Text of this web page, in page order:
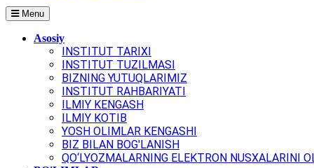
Menu
Asosiy
INSTITUT TARIXI
INSTITUT TUZILMASI
BIZNING YUTUQLARIMIZ
INSTITUT RAHBARIYATI
ILMIY KENGASH
ILMIY KOTIB
YOSH OLIMLAR KENGASHI
BIZ BILAN BOG'LANISH
QO‘LYOZMALARNING ELEKTRON NUSXALARINI